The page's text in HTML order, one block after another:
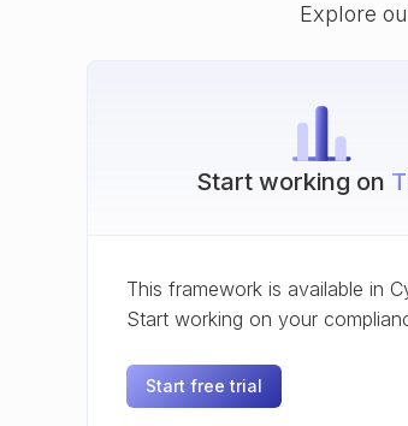
Explore
Start working on
This framework is available in
Start working on your
Start free trial